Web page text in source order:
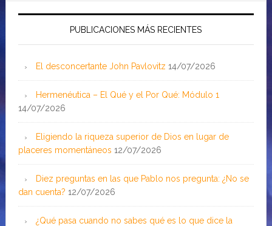
PUBLICACIONES MÁS RECIENTES
El desconcertante John Pavlovitz 14/07/2026
Hermenéutica – El Qué y el Por Qué: Módulo 1
14/07/2026
Eligiendo la riqueza superior de Dios en lugar de
placeres momentáneos 12/07/2026
Diez preguntas en las que Pablo nos pregunta: ¿No se
dan cuenta? 12/07/2026
¿Qué pasa cuando no sabes qué es lo que dice la